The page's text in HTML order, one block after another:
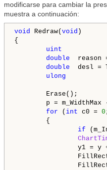
modificarse para cambiar la
muestra a continuación:
void Redraw( void )
{
uint x, y,
double reason
double desl =
ulong
Erase();
p = m_WidthMax
for ( int c0 = 0
{
if
y1 = y +